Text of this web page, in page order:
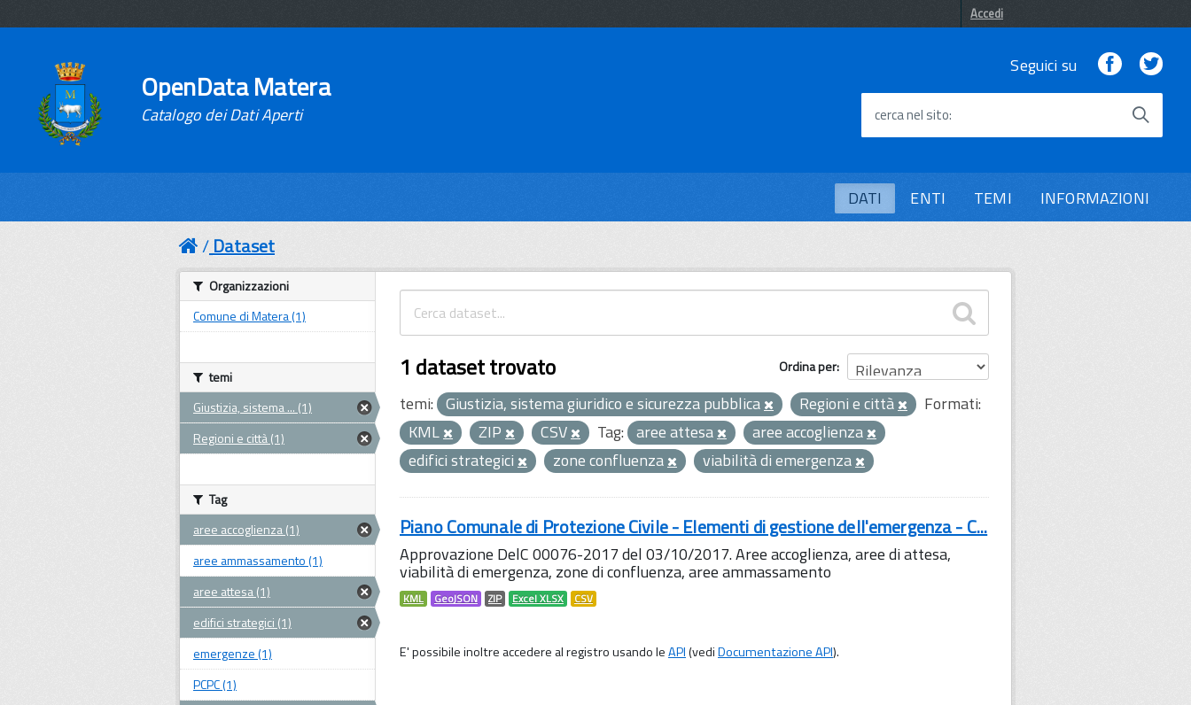
Accedi
OpenData Matera
Catalogo dei Dati Aperti
Seguici su Facebook
cerca nel sito
DATI ENTI TEMI INFORMAZIONI
Dataset
Ordina per
1 dataset trovato
temi: Giustizia, sistema giuridico e sicurezza pubblica Regioni e città
Formati:
KML
ZIP CSV Tag: aree attesa
aree accoglienza
edifici strategici
zone confluenza viabilità di emergenza
Piano Comunale di Protezione Civile - Elementi di gestione dell'emergenza - C...
Approvazione DelC 00076-2017 del 03/10/2017. Aree accoglienza, aree di attesa,
viabilità di emergenza, zone di confluenza, aree ammassamento
KML GeoJSON ZIP Excel XLSX CSV
E' possibile inoltre accedere al registro usando leAPI(vediDocumentazione API).
Organizzazioni
Comune di Matera (1)
temi
Giustizia, sistema ... (1)
Regioni e città (1)
Tag
aree accoglienza (1)
aree ammassamento (1)
aree attesa (1)
edifici strategici (1)
emergenze (1)
PCPC (1)